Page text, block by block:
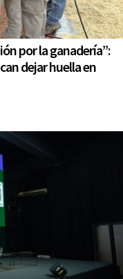
por la ganadería”:
dejar huella en